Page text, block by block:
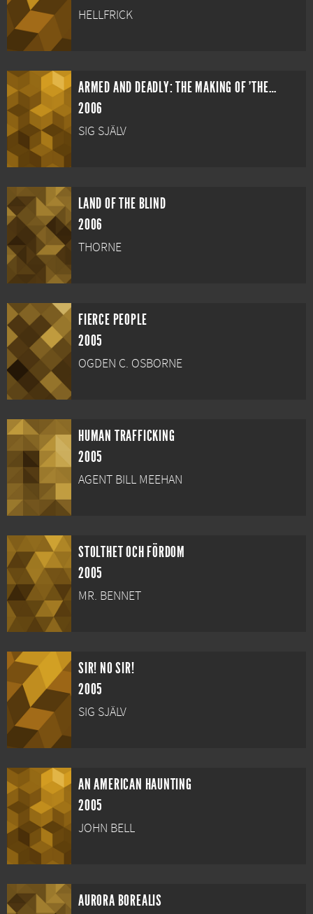
HELLFRICK
ARMED AND DEADLY: THE MAKING OF 'THE DIRTY DOZEN'
2006
SIG SJÄLV
LAND OF THE BLIND
2006
THORNE
FIERCE PEOPLE
2005
OGDEN C. OSBORNE
HUMAN TRAFFICKING
2005
AGENT BILL MEEHAN
STOLTHET OCH FÖRDOM
2005
MR. BENNET
SIR! NO SIR!
2005
SIG SJÄLV
AN AMERICAN HAUNTING
2005
JOHN BELL
AURORA BOREALIS